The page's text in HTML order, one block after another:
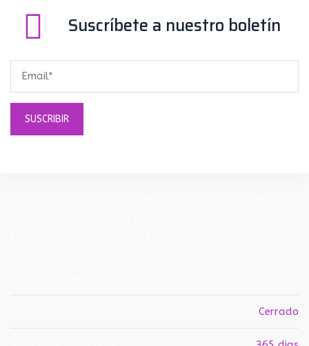
Suscríbete a nuestro boletín
Cerrado